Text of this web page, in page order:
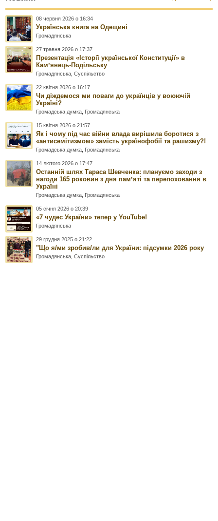
08 червня 2026 о 16:34
Українська книга на Одещині
Громадянська
27 травня 2026 о 17:37
Презентація «Історії української Конституції» в
Камʼянець-Подільську
Громадянська ,Суспільство
22 квітня 2026 о 16:17
Чи діждемося ми поваги до українців у воюючій
Україні?
Громадська думка Громадянська
15 квітня 2026 о 21:57
Як і чому під час війни влада вирішила боротися з
«антисемітизмом» замість українофобії та рашизму?!
Громадська думка Громадянська
14 лютого 2026 о 17:47
Останній шлях Тараса Шевченка: плануємо заходи з
нагоди 165 роковин з дня памʼяті та перепоховання в
Україні
Громадська думка Громадянська
05 січня 2026 о 20:39
«7 чудес України» тепер у YouTube!
Громадянська
29 грудня 2025 о 21:22
"Що я/ми зробив/ли для України: підсумки 2026 року
Громадянська ,Суспільство